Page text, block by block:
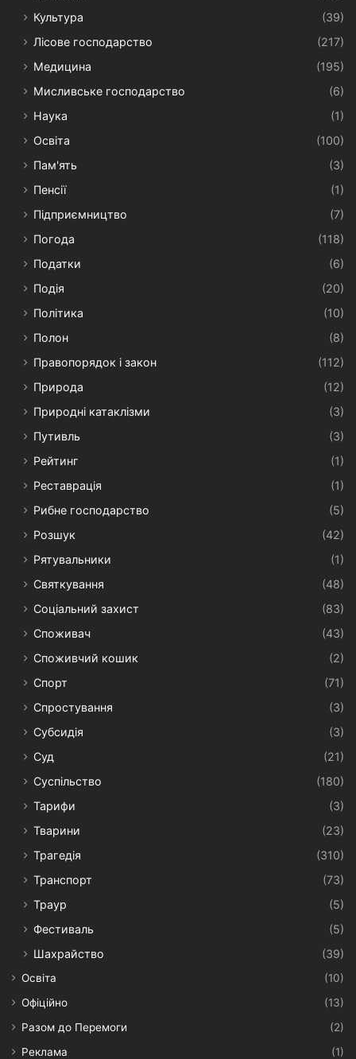
Культура
(39)
Лісове господарство
(217)
Медицина
(195)
Мисливське господарство
(6)
Наука
(1)
Освіта
(100)
Пам'ять
(3)
Пенсії
(1)
Підприємництво
(7)
Погода
(118)
Податки
(6)
Подія
(20)
Політика
(10)
Полон
(8)
Правопорядок і закон
(112)
Природа
(12)
Природні катаклізми
(3)
Путивль
(3)
Рейтинг
(1)
Реставрація
(1)
Рибне господарство
(5)
Розшук
(42)
Рятувальники
(1)
Святкування
(48)
Соціальний захист
(83)
Споживач
(43)
Споживчий кошик
(2)
Спорт
(71)
Спростування
(3)
Субсидія
(3)
Суд
(21)
Суспільство
(180)
Тарифи
(3)
Тварини
(23)
Трагедія
(310)
Транспорт
(73)
Траур
(5)
Фестиваль
(5)
Шахрайство
(39)
Освіта
(10)
Офіційно
(13)
Разом до Перемоги
(2)
Реклама
(1)